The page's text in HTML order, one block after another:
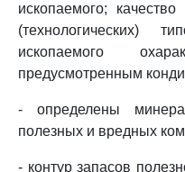
ископаемого;
(технологических)
ископаемого
предусмотренным
- определены
полезных и вредных
- контур запасов